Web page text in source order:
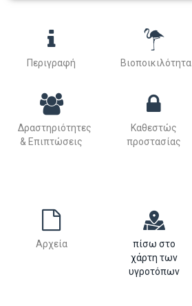
Περιγραφή Βιοποικιλότητα
Δραστηριότητες
& Επιπτώσεις
Καθεστώς
προστασίας
Αρχεία
πίσω στο
χάρτη των
υγροτόπων